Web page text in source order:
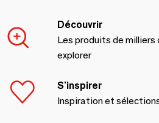
Découvrir
Les produits de milliers
explorer
S'inspirer
Inspiration et